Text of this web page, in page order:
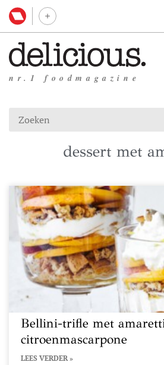
nr.1 foodmagazine
dessert met
Bellini-trifle met
citroenmascarpone
LEES VERDER »